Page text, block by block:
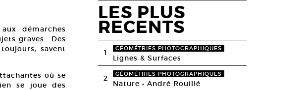
démarches
graves… Des
savent
où se
se joue des
LES PLUS
RECENTS
1 GÉOMÉTRIES PHOTOGRAPHIQUES
Lignes & Surfaces
2 GÉOMÉTRIES PHOTOGRAPHIQUES
Nature • André Rouillé